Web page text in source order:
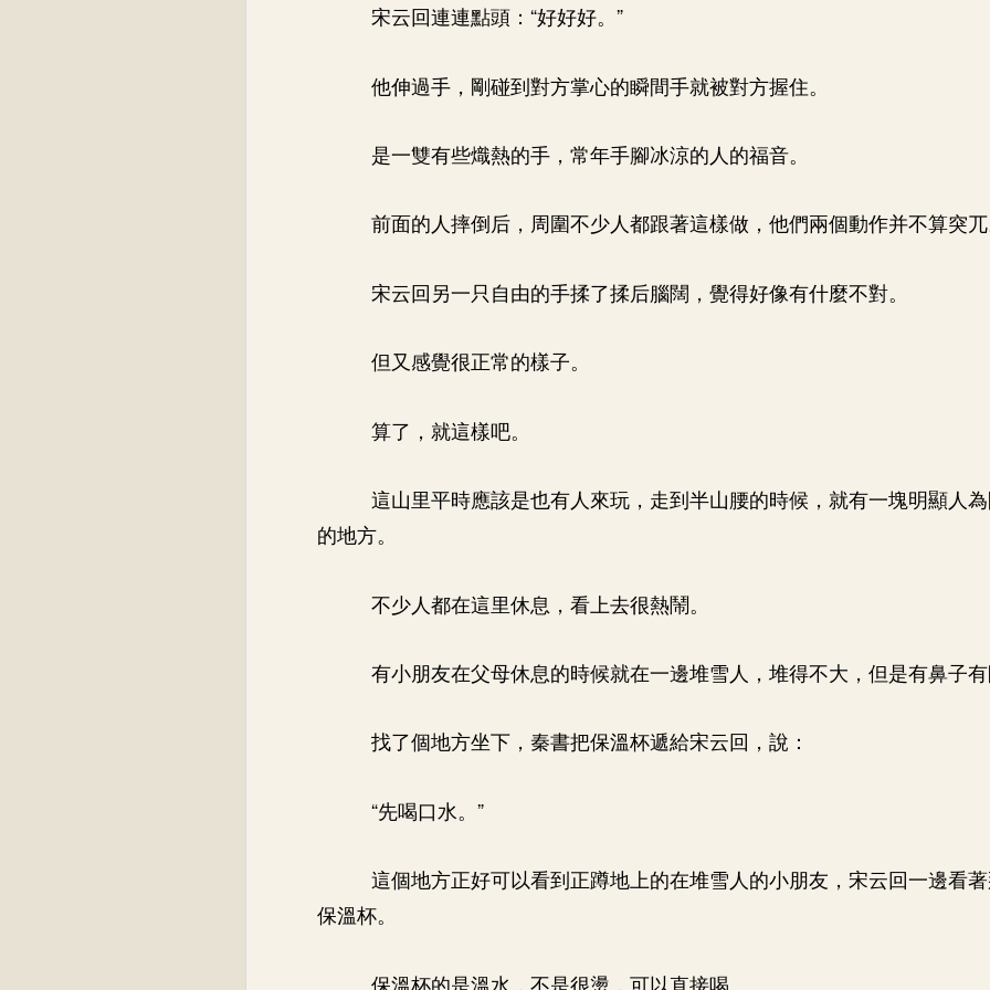
宋云回連連點頭：“好好好。”
他伸過手，剛碰到對方掌心的瞬間手就被對方握住。
是一雙有些熾熱的手，常年手腳冰涼的人的福音。
前面的人摔倒后，周圍不少人都跟著這樣做，他們兩個動作并不算突
宋云回另一只自由的手揉了揉后腦闊，覺得好像有什麼不對。
但又感覺很正常的樣子。
算了，就這樣吧。
這山里平時應該是也有人來玩，走到半山腰的時候，就有一塊明顯人
的地方。
不少人都在這里休息，看上去很熱鬧。
有小朋友在父母休息的時候就在一邊堆雪人，堆得不大，但是有鼻子
找了個地方坐下，秦書把保溫杯遞給宋云回，說：
“先喝口水。”
這個地方正好可以看到正蹲地上的在堆雪人的小朋友，宋云回一邊看
保溫杯。
保溫杯的是溫水，不是很燙，可以直接喝。